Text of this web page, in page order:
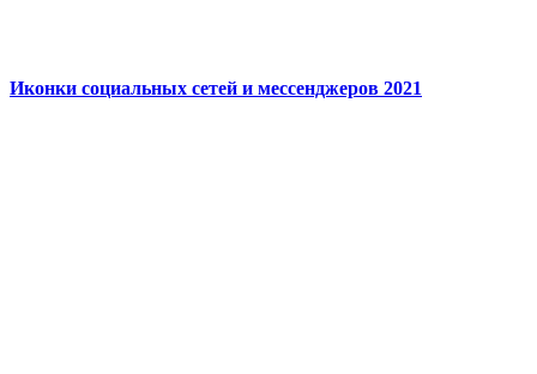
Иконки социальных сетей и мессенджеров 2021